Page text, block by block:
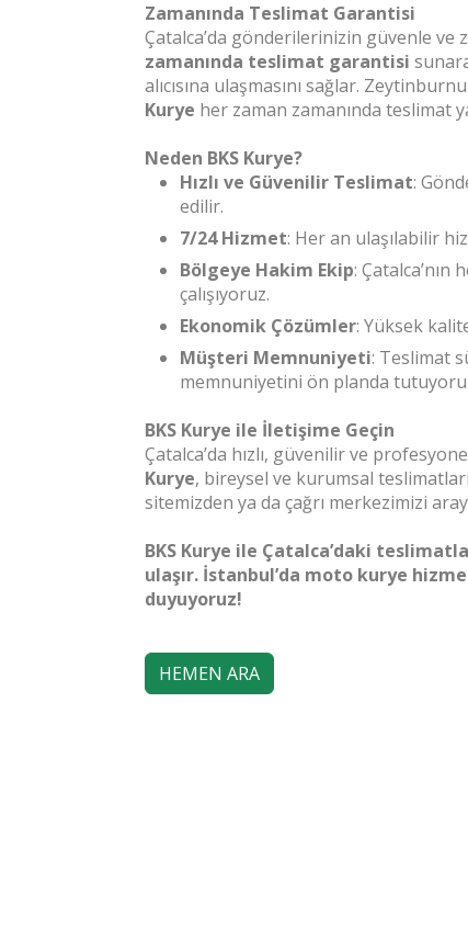
Zamanında Teslimat Garantisi
Çatalca’da gönderilerinizin güvenle ve
zamanında teslimat garantisi
alıcısına ulaşmasını sağlar.
Kurye her zaman zamanında teslimat
Neden BKS Kurye?
Hızlı ve Güvenilir Teslimat:
edilir.
7/24 Hizmet: Her an ulaşılabilir
Bölgeye Hakim Ekip:
çalışıyoruz.
Ekonomik Çözümler: Yüksek
Müşteri Memnuniyeti: Teslimat
memnuniyetini ön planda
BKS Kurye ile İletişime Geçin
Çatalca’da hızlı, güvenilir ve
Kurye, bireysel ve kurumsal
sitemizden ya da çağrı merkezimizi
BKS Kurye ile Çatalca’daki
ulaşır. İstanbul’da moto kurye
duyuyoruz!
HEMEN ARA